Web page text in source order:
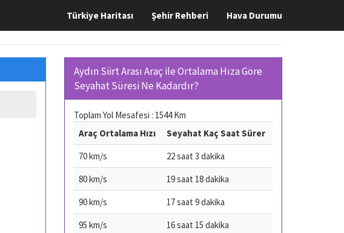
Türkiye Haritası Şehir Rehberi Hava Durumu
Aydın Siirt Arası Araç ile Ortalama Hıza Göre
Seyahat Süresi Ne Kadardır?
Toplam Yol Mesafesi : 1544 Km
Araç Ortalama Hızı
Seyahat Kaç Saat Sürer
70 km/s
22 saat 3 dakika
80 km/s
19 saat 18 dakika
90 km/s
17 saat 9 dakika
95 km/s
16 saat 15 dakika